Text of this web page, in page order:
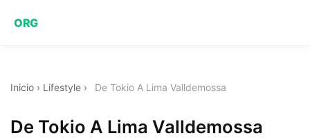
ORG
Inicio › Lifestyle › De Tokio A Lima Valldemossa
De Tokio A Lima Valldemossa